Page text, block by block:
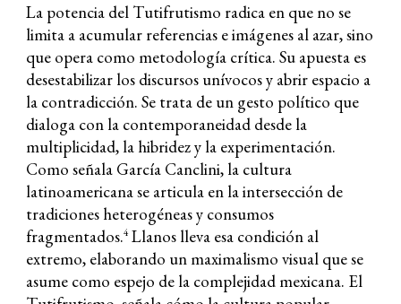
La potencia del Tutifrutismo radica en que no se
limita a acumular referencias e imágenes al azar, sino
que opera como metodología crítica. Su apuesta es
desestabilizar los discursos unívocos y abrir espacio a
la contradicción. Se trata de un gesto político que
dialoga con la contemporaneidad desde la
multiplicidad, la hibridez y la experimentación.
Como señala García Canclini, la cultura
latinoamericana se articula en la intersección de
tradiciones heterogéneas y consumos
fragmentados.4Llanos lleva esa condición al
extremo, elaborando un maximalismo visual que se
asume como espejo de la complejidad mexicana. El